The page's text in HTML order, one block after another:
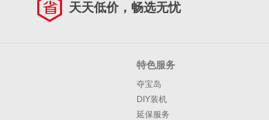
天天低价，畅选无忧
特色服务
夺宝岛
DIY装机
延保服务